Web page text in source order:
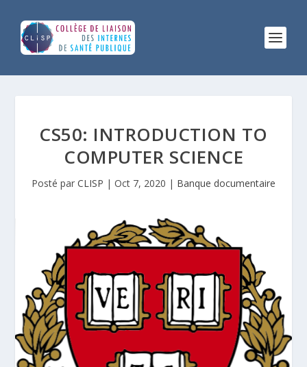
CS50: INTRODUCTION TO
COMPUTER SCIENCE
Posté par CLISP | Oct 7, 2020 | Banque documentaire